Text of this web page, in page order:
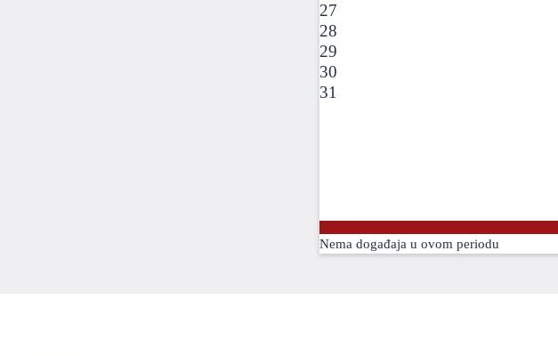
27
28
29
30
31
Nema događaja u ovom periodu